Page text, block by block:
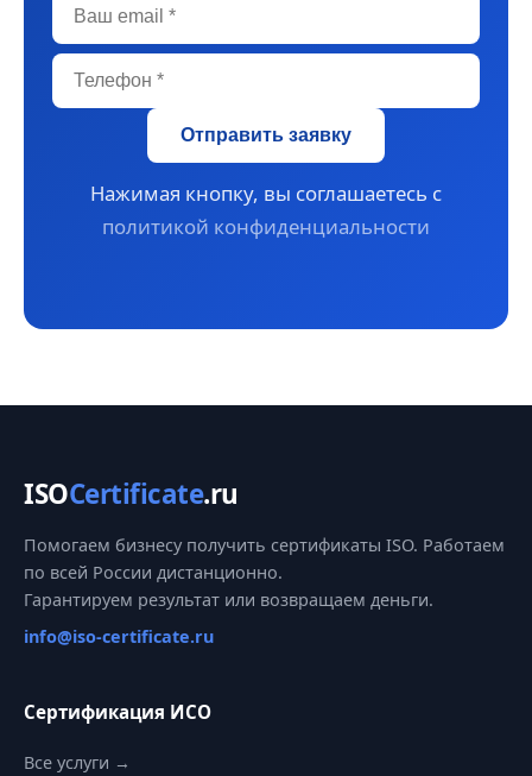
Отправить заявку
Нажимая кнопку, вы соглашаетесь с
политикой конфиденциальности
ISOCertificate.ru
Помогаем бизнесу получить сертификаты ISO. Работаем
по всей России дистанционно.
Гарантируем результат или возвращаем деньги.
info@iso-certificate.ru
Сертификация ИСО
Все услуги →